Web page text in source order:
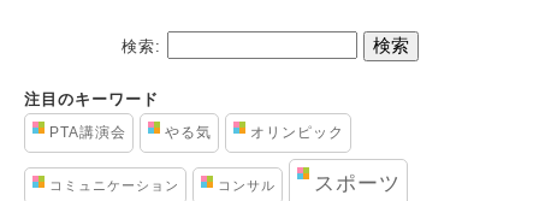
検索:
注目のキーワード
PTA講演会 やる気 オリンピック
コミュニケーション コンサル スポーツ